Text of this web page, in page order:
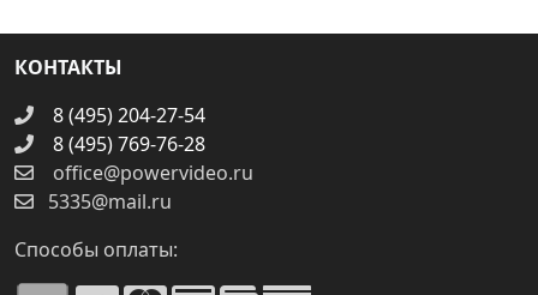
КОНТАКТЫ
8 (495) 204-27-54
8 (495) 769-76-28
office@powervideo.ru
5335@mail.ru
Способы оплаты: